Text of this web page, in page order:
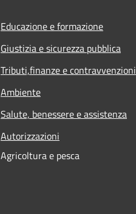
Educazione e formazione
Giustizia e sicurezza pubblica
Tributi,finanze e contravvenzioni
Ambiente
Salute, benessere e assistenza
Autorizzazioni
Agricoltura e pesca